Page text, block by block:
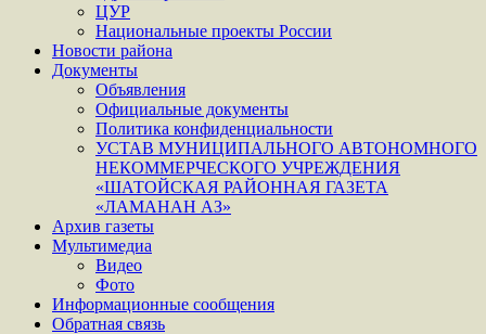
ЦУР
Национальные проекты России
Новости района
Документы
Объявления
Официальные документы
Политика конфиденциальности
УСТАВ МУНИЦИПАЛЬНОГО АВТОНОМНОГО
НЕКОММЕРЧЕСКОГО УЧРЕЖДЕНИЯ
«ШАТОЙСКАЯ РАЙОННАЯ ГАЗЕТА
«ЛАМАНАН АЗ»
Архив газеты
Мультимедиа
Видео
Фото
Информационные сообщения
Обратная связь